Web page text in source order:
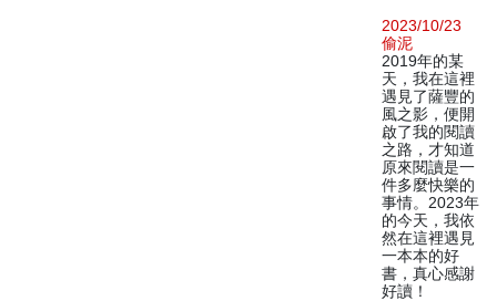
2023/10/23
偷泥
2019年的某
天，我在這裡
遇見了薩豐的
風之影，便開
啟了我的閱讀
之路，才知道
原來閱讀是一
件多麼快樂的
事情。2023年
的今天，我依
然在這裡遇見
一本本的好
書，真心感謝
好讀！